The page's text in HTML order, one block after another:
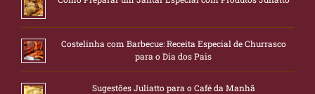
Costelinha com Barbecue: Receita Especial de Churrasco
para o Dia dos Pais
Sugestões Juliatto para o Café da Manhã